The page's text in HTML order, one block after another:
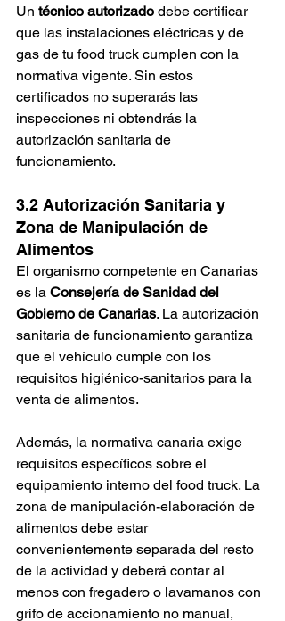
Un técnico autorizado debe certificar
que las instalaciones eléctricas y de
gas de tu food truck cumplen con la
normativa vigente. Sin estos
certificados no superarás las
inspecciones ni obtendrás la
autorización sanitaria de
funcionamiento.
3.2 Autorización Sanitaria y
Zona de Manipulación de
Alimentos
El organismo competente en Canarias
es la Consejería de Sanidad del
Gobierno de Canarias. La autorización
sanitaria de funcionamiento garantiza
que el vehículo cumple con los
requisitos higiénico-sanitarios para la
venta de alimentos.
Además, la normativa canaria exige
requisitos específicos sobre el
equipamiento interno del food truck. La
zona de manipulación-elaboración de
alimentos debe estar
convenientemente separada del resto
de la actividad y deberá contar al
menos con fregadero o lavamanos con
grifo de accionamiento no manual,